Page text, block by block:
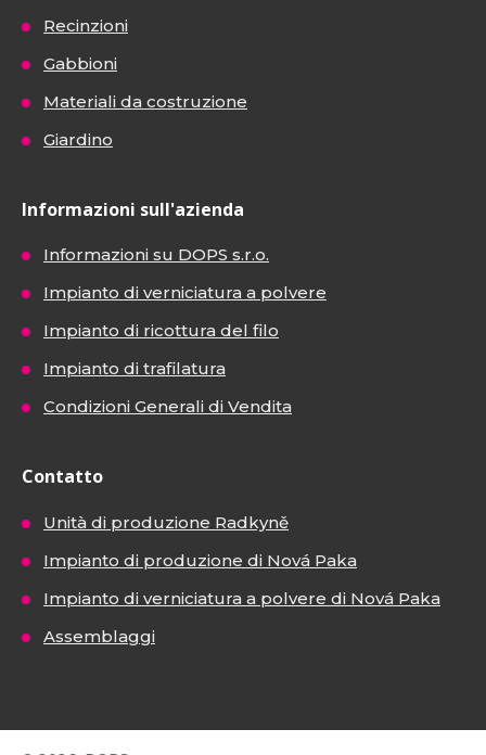
Recinzioni
Gabbioni
Materiali da costruzione
Giardino
Informazioni sull'azienda
Informazioni su DOPS s.r.o.
Impianto di verniciatura a polvere
Impianto di ricottura del filo
Impianto di trafilatura
Condizioni Generali di Vendita
Contatto
Unità di produzione Radkyně
Impianto di produzione di Nová Paka
Impianto di verniciatura a polvere di Nová Paka
Assemblaggi